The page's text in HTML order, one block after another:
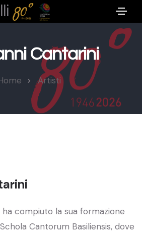
Cantarini
Artisti
ha compiuto la sua formazione
Cantorum Basiliensis, dove